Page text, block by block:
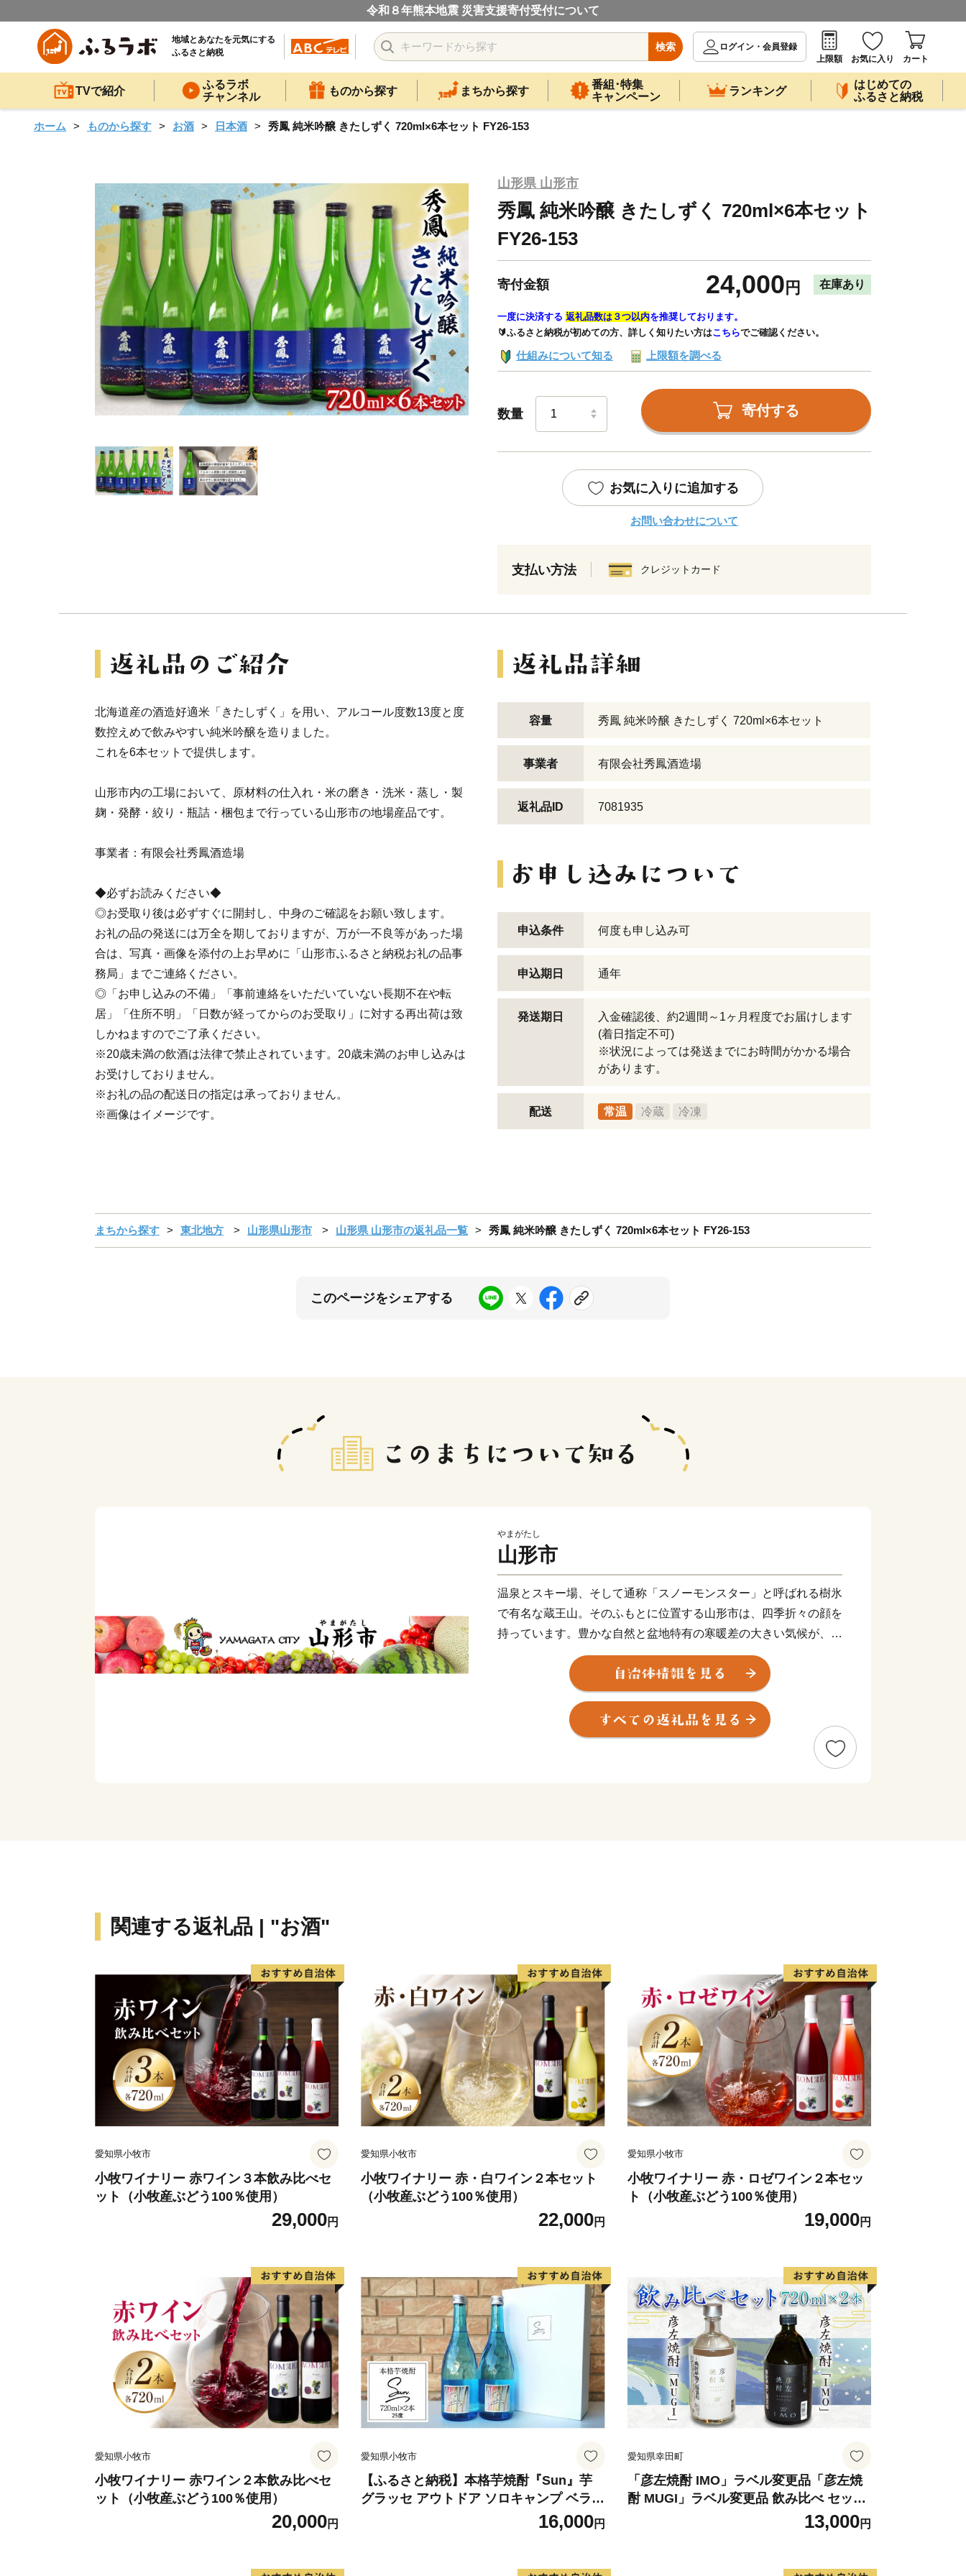
令和８年熊本地震 災害支援寄付受付について
地域とあなたを元気にする
ふるさと納税
検索
ログイン・会員登録
上限額
お気に入り カート
TVで紹介
ふるラボ
チャンネル
ものから探す まちから探す
番組･特集
キャンペーン
ランキング
はじめての
ふるさと納税
ホーム ものから探す お酒 日本酒 秀鳳 純米吟醸 きたしずく 720ml×6本セット FY26-153
山形県 山形市
秀鳳 純米吟醸 きたしずく 720ml×6本セット
FY26-153
寄付金額 24,000 円 在庫あり
一度に決済する 返礼品数は３つ以内を推奨しております。
🔰ふるさと納税が初めての方、詳しく知りたい方はこちらでご確認ください。
仕組みについて知る 上限額を調べる
数量 寄付する
お気に入りに追加する
お問い合わせについて
支払い方法 クレジットカード
北海道産の酒造好適米「きたしずく」を用い、アルコール度数13度と度
数控えめで飲みやすい純米吟醸を造りました。
これを6本セットで提供します。
山形市内の工場において、原材料の仕入れ・米の磨き・洗米・蒸し・製
麹・発酵・絞り・瓶詰・梱包まで行っている山形市の地場産品です。
事業者：有限会社秀鳳酒造場
◆必ずお読みください◆
◎お受取り後は必ずすぐに開封し、中身のご確認をお願い致します。
お礼の品の発送には万全を期しておりますが、万が一不良等があった場
合は、写真・画像を添付の上お早めに「山形市ふるさと納税お礼の品事
務局」までご連絡ください。
◎「お申し込みの不備」「事前連絡をいただいていない長期不在や転
居」「住所不明」「日数が経ってからのお受取り」に対する再出荷は致
しかねますのでご了承ください。
※20歳未満の飲酒は法律で禁止されています。20歳未満のお申し込みは
お受けしておりません。
※お礼の品の配送日の指定は承っておりません。
※画像はイメージです。
容量 秀鳳 純米吟醸 きたしずく 720ml×6本セット
事業者 有限会社秀鳳酒造場
返礼品ID 7081935
申込条件 何度も申し込み可
申込期日 通年
発送期日
入金確認後、約2週間～1ヶ月程度でお届けします
(着日指定不可)
※状況によっては発送までにお時間がかかる場合
があります。
配送 常温 冷蔵 冷凍
まちから探す 東北地方 山形県山形市 山形県 山形市の返礼品一覧 秀鳳 純米吟醸 きたしずく 720ml×6本セット FY26-153
このページをシェアする
やまがたし
山形市
温泉とスキー場、そして通称「スノーモンスター」と呼ばれる樹氷
で有名な蔵王山。そのふもとに位置する山形市は、四季折々の顔を
持っています。豊かな自然と盆地特有の寒暖差の大きい気候が、さ
くらんぼやシャインマスカットなどのフルーツ、つや姫を代表とす
るブランド米、とろけるような舌触りが特徴の山形牛などの「山形
ブランド」を生み出しています。 街中には商家の蔵や旧家が数
多く残り、レトロモダンな雰囲気を醸し出しています。
関連する返礼品 | "お酒"
愛知県小牧市
小牧ワイナリー 赤ワイン３本飲み比べセ
ット（小牧産ぶどう100％使用）
29,000円
愛知県小牧市
小牧ワイナリー 赤・白ワイン２本セット
（小牧産ぶどう100％使用）
22,000円
愛知県小牧市
小牧ワイナリー 赤・ロゼワイン２本セッ
ト（小牧産ぶどう100％使用）
19,000円
愛知県小牧市
小牧ワイナリー 赤ワイン２本飲み比べセ
ット（小牧産ぶどう100％使用）
20,000円
愛知県小牧市
【ふるさと納税】本格芋焼酎『Sun』芋
グラッセ アウトドア ソロキャンプ ベラン
16,000円
愛知県幸田町
「彦左焼酎 IMO」ラベル変更品「彦左焼
酎 MUGI」ラベル変更品 飲み比べ セット
合計2本 720ml×各1本 25度 焼酎 お酒 麦
13,000円